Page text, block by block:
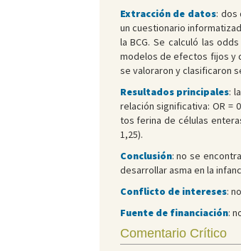
Extracción de datos: dos
un cuestionario
la BCG. Se calculó las
modelos de efectos fijos y
se valoraron y clasificaron
Resultados principales:
relación significativa: OR =
tos ferina de células
1,25).
Conclusión: no se
desarrollar asma en la
Conflicto de intereses:
Fuente de financiación:
Comentario Crítico